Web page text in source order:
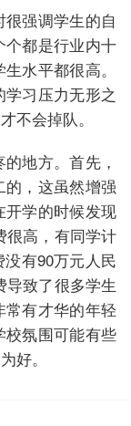
强调学生的自
都是行业内十
水平都很高。
习压力无形之
不会掉队。
地方。首先，
，这虽然增强
学的时候发现
高，有同学计
有90万元人民
致了很多学生
有才华的年轻
校氛围可能有些
好。